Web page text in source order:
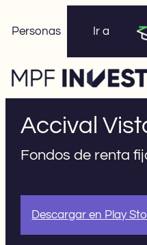
toPersonas Ir a
Accival
Fondos de renta
Descargar en Play